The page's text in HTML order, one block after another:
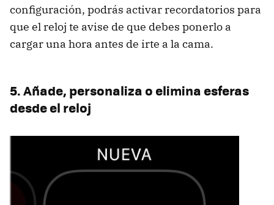
configuración, podrás activar recordatorios para
que el reloj te avise de que debes ponerlo a
cargar una hora antes de irte a la cama.
5. Añade, personaliza o elimina esferas
desde el reloj